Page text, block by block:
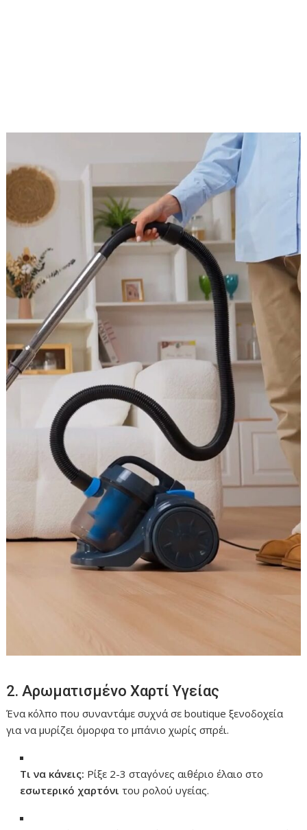
2. Αρωματισμένο Χαρτί Υγείας
Ένα κόλπο που συναντάμε συχνά σε boutique ξενοδοχεία
για να μυρίζει όμορφα το μπάνιο χωρίς σπρέι.
Τι να κάνεις: Ρίξε 2-3 σταγόνες αιθέριο έλαιο στο
εσωτερικό χαρτόνι του ρολού υγείας.